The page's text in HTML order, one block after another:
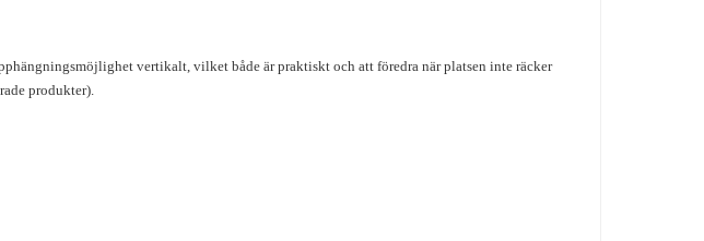
vertikalt, vilket både är praktiskt och att föredra när platsen inte räcker
produkter).